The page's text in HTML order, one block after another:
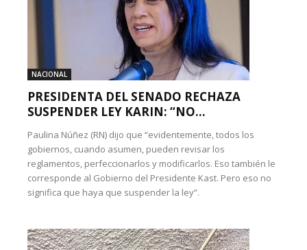
NACIONAL
PRESIDENTA DEL SENADO RECHAZA
SUSPENDER LEY KARIN: “NO...
Paulina Núñez (RN) dijo que “evidentemente, todos los
gobiernos, cuando asumen, pueden revisar los
reglamentos, perfeccionarlos y modificarlos. Eso también le
corresponde al Gobierno del Presidente Kast. Pero eso no
significa que haya que suspender la ley”.